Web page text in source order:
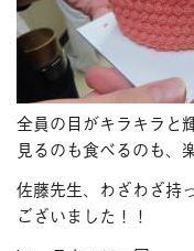
全員の目がキラキラと
見るのも食べるのも、
佐藤先生、わざわざ持
ございました！！